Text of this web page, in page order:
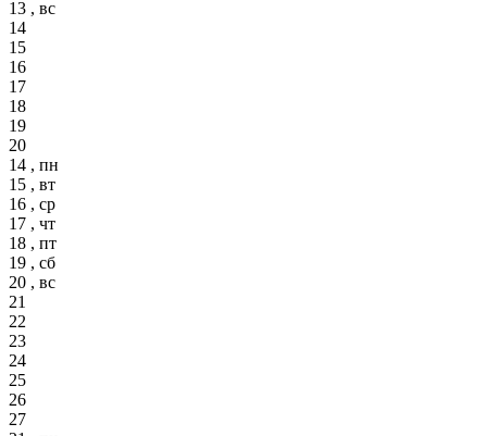
13 , вс
14
15
16
17
18
19
20
14 , пн
15 , вт
16 , ср
17 , чт
18 , пт
19 , сб
20 , вс
21
22
23
24
25
26
27